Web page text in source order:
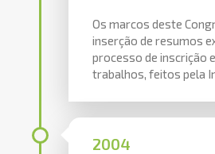
Os marcos deste
inserção de resumos
processo de inscrição
trabalhos, feitos pela
2004